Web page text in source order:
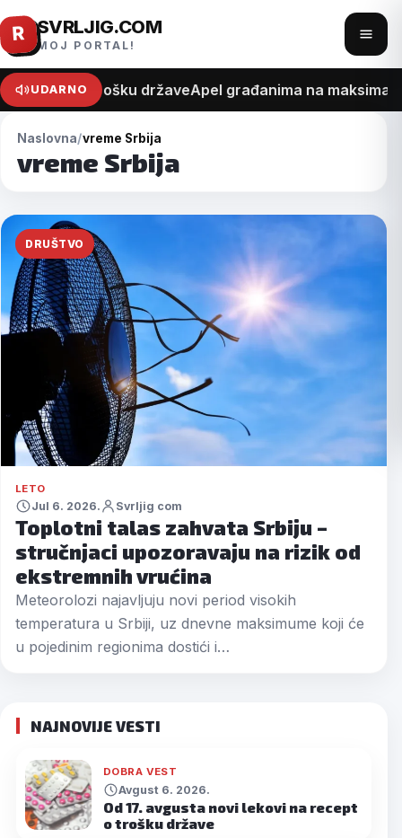
Pređi
na
sadržaj
R SVRLJIG.COM
MOJ PORTAL!
meni
UDARNO
recept o trošku državeApel građanima na
Naslovna vreme Srbija
vreme Srbija
DRUŠTVO
LETO
Jul 6. 2026. Svrljig com
Toplotni talas zahvata Srbiju –
stručnjaci upozoravaju na rizik od
ekstremnih vrućina
Meteorolozi najavljuju novi period visokih
temperatura u Srbiji, uz dnevne maksimume koji će
u pojedinim regionima dostići i…
NAJNOVIJE VESTI
DOBRA VEST
Avgust 6. 2026.
Od 17. avgusta novi lekovi na recept
o trošku države